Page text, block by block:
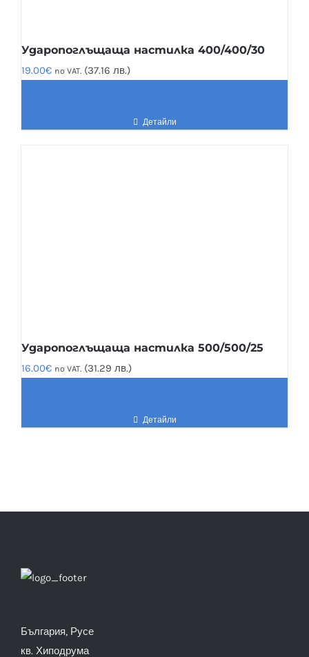
Ударопоглъщаща настилка 400/400/30
19.00€ no VAT. (37.16 лв.)
Детайли
Ударопоглъщаща настилка 500/500/25
16.00€ no VAT. (31.29 лв.)
Детайли
България, Русе
кв. Хиподрума